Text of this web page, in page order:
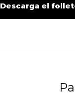
Descarga el